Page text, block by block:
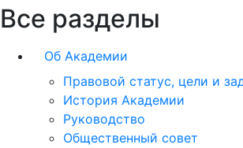
Все разделы
Об Академии
Правовой статус, цели и
История Академии
Руководство
Общественный совет